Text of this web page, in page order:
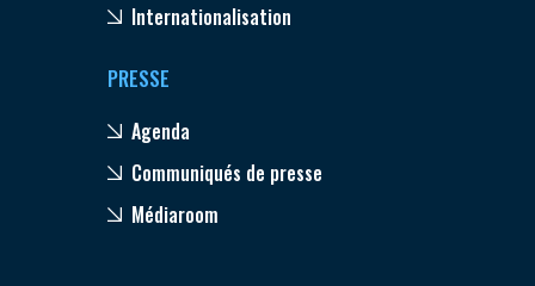
Internationalisation
PRESSE
Agenda
Communiqués de presse
Médiaroom